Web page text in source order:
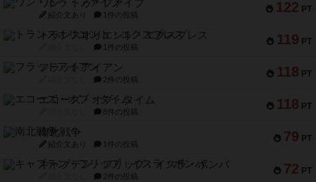
122 PT
ワン・トゥ・ファイブ
紹介文あり 1件の投稿
119 PT
トランスオリエント・エクスプレス
1件の投稿
118 PT
フラットアイアン
2件の投稿
118 PT
エコーズ・オブ・タイム
8件の投稿
79 PT
南北戦争
紹介文あり 1件の投稿
72 PT
キャプテン・フリップ：イスラ・ボンバ
2件の投稿